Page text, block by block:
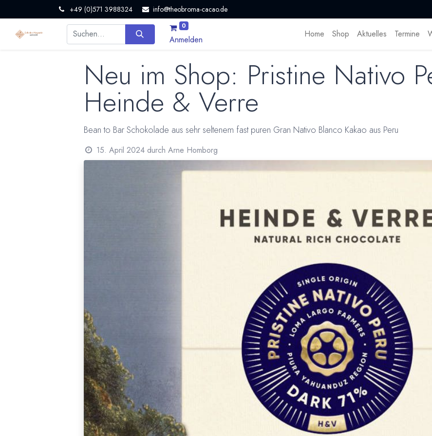
+49 (0)571 3988324 info@theobroma-cacao.de
0
Anmelden
Home Shop Aktuelles Termine
Neu im Shop: Pristine Nativo
Heinde & Verre
Bean to Bar Schokolade aus sehr seltenem fast puren Gran Nativo Blanco Kakao aus Peru
15. April 2024 durch Arne Homborg